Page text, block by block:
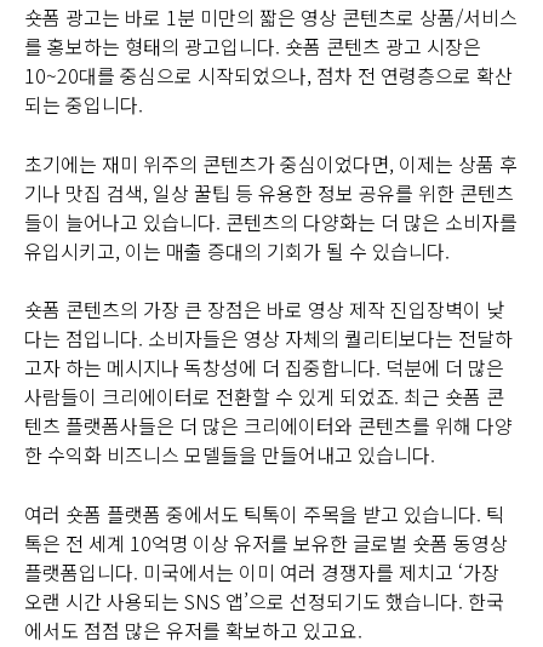
숏폼 광고는 바로 1분 미만의 짧은 영상 콘텐츠로 상품/서비스
를 홍보하는 형태의 광고입니다. 숏폼 콘텐츠 광고 시장은
10~20대를 중심으로 시작되었으나, 점차 전 연령층으로 확산
되는 중입니다.
초기에는 재미 위주의 콘텐츠가 중심이었다면, 이제는 상품 후
기나 맛집 검색, 일상 꿀팁 등 유용한 정보 공유를 위한 콘텐츠
들이 늘어나고 있습니다. 콘텐츠의 다양화는 더 많은 소비자를
유입시키고, 이는 매출 증대의 기회가 될 수 있습니다.
숏폼 콘텐츠의 가장 큰 장점은 바로 영상 제작 진입장벽이 낮
다는 점입니다. 소비자들은 영상 자체의 퀄리티보다는 전달하
고자 하는 메시지나 독창성에 더 집중합니다. 덕분에 더 많은
사람들이 크리에이터로 전환할 수 있게 되었죠. 최근 숏폼 콘
텐츠 플랫폼사들은 더 많은 크리에이터와 콘텐츠를 위해 다양
한 수익화 비즈니스 모델들을 만들어내고 있습니다.
여러 숏폼 플랫폼 중에서도 틱톡이 주목을 받고 있습니다. 틱
톡은 전 세계 10억명 이상 유저를 보유한 글로벌 숏폼 동영상
플랫폼입니다. 미국에서는 이미 여러 경쟁자를 제치고 ‘가장
오랜 시간 사용되는 SNS 앱’으로 선정되기도 했습니다. 한국
에서도 점점 많은 유저를 확보하고 있고요.